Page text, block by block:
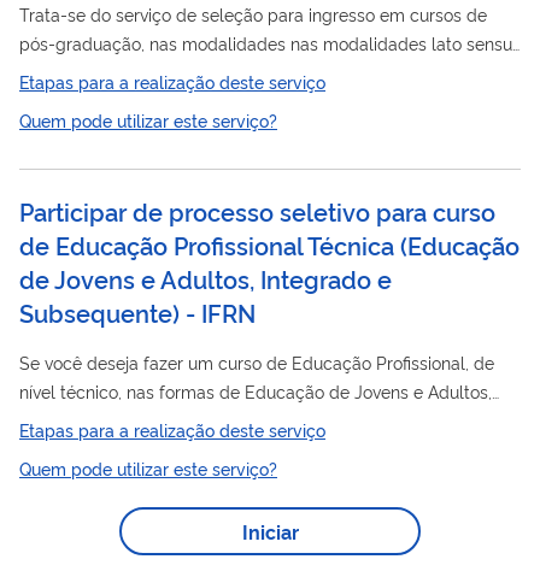
Trata-se do serviço de seleção para ingresso em cursos de
pós-graduação, nas modalidades nas modalidades lato sensu
e stricto sensu, oferecidos a pessoas com nível superior
completo interessadas em qualificação acadêmica, científica e
profissional em determinada área do conhecimento. O lato
competências técnicas e desenvolver novos perfis profissionais,
com vistas ao...
Etapas para a realização deste serviço
Quem pode utilizar este serviço?
Participar de processo seletivo para curso
de Educação Profissional Técnica (Educação
de Jovens e Adultos, Integrado e
Subsequente) - IFRN
Se você deseja fazer um curso de Educação Profissional, de
nível técnico, nas formas de Educação de Jovens e Adultos,
Integrado ou Subsequente no Instituto Federal de Educação,
Ciência e Tecnologia do Rio Grande do Norte, você precisa
concorrer a uma vaga por meio deste serviço.
Etapas para a realização deste serviço
Quem pode utilizar este serviço?
Iniciar